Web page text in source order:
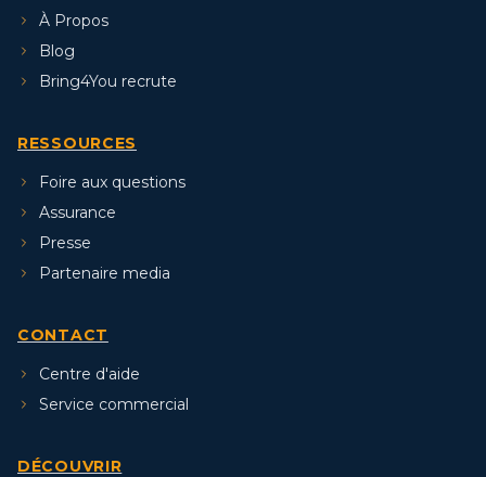
À Propos
Blog
Bring4You recrute
RESSOURCES
Foire aux questions
Assurance
Presse
Partenaire media
CONTACT
Centre d'aide
Service commercial
DÉCOUVRIR